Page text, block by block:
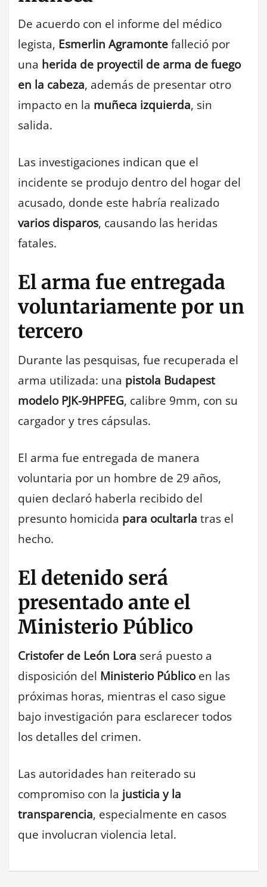
De acuerdo con el informe del médico
legista, Esmerlin Agramontefalleció por
una herida de proyectil de arma de fuego
en la cabeza, además de presentar otro
impacto en la muñeca izquierda, sin
salida.
Las investigaciones indican que el
incidente se produjo dentro del hogar del
acusado, donde este habría realizado
varios disparos, causando las heridas
fatales.
El arma fue entregada
voluntariamente por un
tercero
Durante las pesquisas, fue recuperada el
arma utilizada: una pistola Budapest
modelo PJK-9HPFEG, calibre 9mm, con su
cargador y tres cápsulas.
El arma fue entregada de manera
voluntaria por un hombre de 29 años,
quien declaró haberla recibido del
presunto homicida para ocultarla tras el
hecho.
El detenido será
presentado ante el
Ministerio Público
Cristofer de León Lora será puesto a
disposición del Ministerio Públicoen las
próximas horas, mientras el caso sigue
bajo investigación para esclarecer todos
los detalles del crimen.
Las autoridades han reiterado su
compromiso con la justicia y la
transparencia, especialmente en casos
que involucran violencia letal.